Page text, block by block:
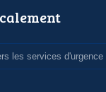
les services d'urgence